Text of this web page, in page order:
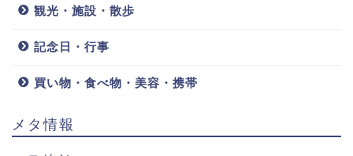
観光・施設・散歩
記念日・行事
買い物・食べ物・美容・携帯
メタ情報